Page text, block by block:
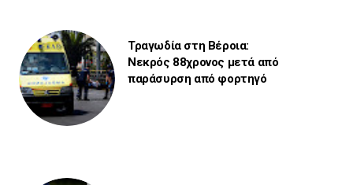
Τραγωδία στη Βέροια:
Νεκρός 88χρονος μετά από
παράσυρση από φορτηγό